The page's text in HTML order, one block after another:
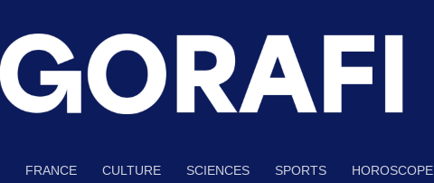
FRANCE CULTURE SCIENCES SPORTS HOROSCOPE